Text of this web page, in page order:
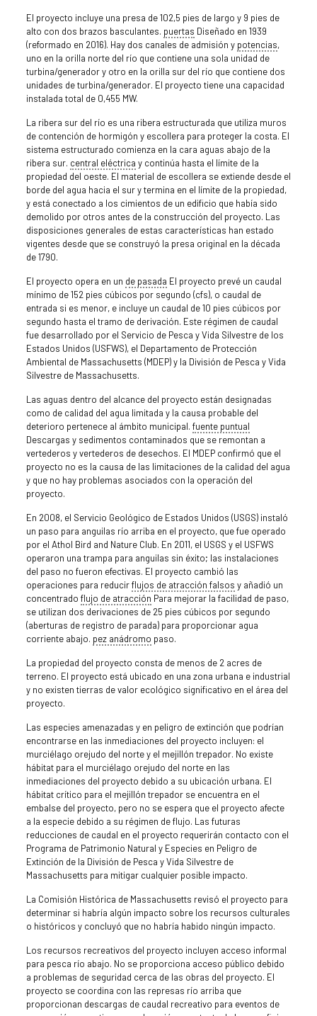
El proyecto incluye una presa de 102,5 pies de largo y 9 pies de
alto con dos brazos basculantes. puertas Diseñado en 1939
(reformado en 2016). Hay dos canales de admisión y potencias,
uno en la orilla norte del río que contiene una sola unidad de
turbina/generador y otro en la orilla sur del río que contiene dos
unidades de turbina/generador. El proyecto tiene una capacidad
instalada total de 0,455 MW.
La ribera sur del río es una ribera estructurada que utiliza muros
de contención de hormigón y escollera para proteger la costa. El
sistema estructurado comienza en la cara aguas abajo de la
ribera sur. central eléctrica y continúa hasta el límite de la
propiedad del oeste. El material de escollera se extiende desde el
borde del agua hacia el sur y termina en el límite de la propiedad,
y está conectado a los cimientos de un edificio que había sido
demolido por otros antes de la construcción del proyecto. Las
disposiciones generales de estas características han estado
vigentes desde que se construyó la presa original en la década
de 1790.
El proyecto opera en un de pasada El proyecto prevé un caudal
mínimo de 152 pies cúbicos por segundo (cfs), o caudal de
entrada si es menor, e incluye un caudal de 10 pies cúbicos por
segundo hasta el tramo de derivación. Este régimen de caudal
fue desarrollado por el Servicio de Pesca y Vida Silvestre de los
Estados Unidos (USFWS), el Departamento de Protección
Ambiental de Massachusetts (MDEP) y la División de Pesca y Vida
Silvestre de Massachusetts.
Las aguas dentro del alcance del proyecto están designadas
como de calidad del agua limitada y la causa probable del
deterioro pertenece al ámbito municipal. fuente puntual
Descargas y sedimentos contaminados que se remontan a
vertederos y vertederos de desechos. El MDEP confirmó que el
proyecto no es la causa de las limitaciones de la calidad del agua
y que no hay problemas asociados con la operación del
proyecto.
En 2008, el Servicio Geológico de Estados Unidos (USGS) instaló
un paso para anguilas río arriba en el proyecto, que fue operado
por el Athol Bird and Nature Club. En 2011, el USGS y el USFWS
operaron una trampa para anguilas sin éxito; las instalaciones
del paso no fueron efectivas. El proyecto cambió las
operaciones para reducirflujos de atracción falsos y añadió un
concentrado flujo de atracción Para mejorar la facilidad de paso,
se utilizan dos derivaciones de 25 pies cúbicos por segundo
(aberturas de registro de parada) para proporcionar agua
corriente abajo. pez anádromo paso.
La propiedad del proyecto consta de menos de 2 acres de
terreno. El proyecto está ubicado en una zona urbana e industrial
y no existen tierras de valor ecológico significativo en el área del
proyecto.
Las especies amenazadas y en peligro de extinción que podrían
encontrarse en las inmediaciones del proyecto incluyen: el
murciélago orejudo del norte y el mejillón trepador. No existe
hábitat para el murciélago orejudo del norte en las
inmediaciones del proyecto debido a su ubicación urbana. El
hábitat crítico para el mejillón trepador se encuentra en el
embalse del proyecto, pero no se espera que el proyecto afecte
a la especie debido a su régimen de flujo. Las futuras
reducciones de caudal en el proyecto requerirán contacto con el
Programa de Patrimonio Natural y Especies en Peligro de
Extinción de la División de Pesca y Vida Silvestre de
Massachusetts para mitigar cualquier posible impacto.
La Comisión Histórica de Massachusetts revisó el proyecto para
determinar si habría algún impacto sobre los recursos culturales
o históricos y concluyó que no habría habido ningún impacto.
Los recursos recreativos del proyecto incluyen acceso informal
para pesca río abajo. No se proporciona acceso público debido
a problemas de seguridad cerca de las obras del proyecto. El
proyecto se coordina con las represas río arriba que
proporcionan descargas de caudal recreativo para eventos de